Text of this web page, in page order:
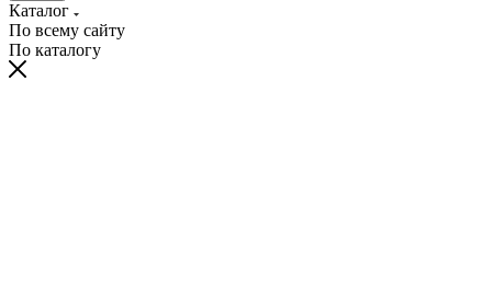
Каталог
По всему сайту
По каталогу